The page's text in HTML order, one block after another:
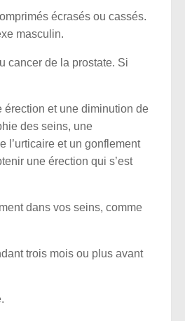
écrasés ou cassés.
masculin.
cancer de la prostate. Si
érection et une diminution de
des seins, une
l’urticaire et un gonflement
une érection qui s’est
dans vos seins, comme
trois mois ou plus avant